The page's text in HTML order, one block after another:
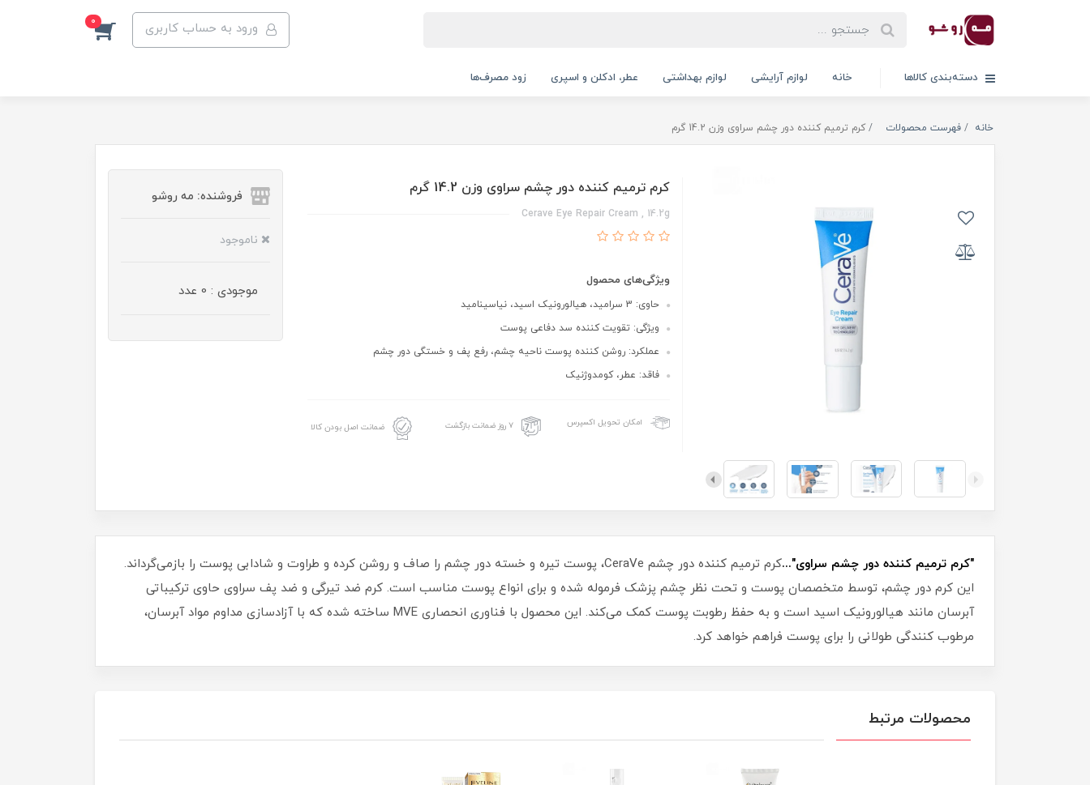
ورود به حساب کاربری 0
دسته‌بندی کالاها خانه لوازم آرایشی لوازم بهداشتی عطر، ادکلن و اسپری زود مصرف‌ها
خانه فهرست محصولات کرم ترمیم کننده دور چشم سراوی وزن 14.2 گرم
کرم ترمیم کننده دور چشم سراوی وزن 14.2 گرم
Cerave Eye Repair Cream , 14.2g
ویژگی‌های محصول
حاوی: 3 سرامید، هیالورونیک اسید، نیاسینامید
ویژگی: تقویت کننده سد دفاعی پوست
عملکرد: روشن کننده پوست ناحیه چشم، رفع پف و خستگی دور چشم
فاقد: عطر، کومدوژنیک
امکان تحویل اکسپرس ۷ روز ضمانت بازگشت ضمانت اصل بودن کالا
فروشنده: مه رو‌شو
ناموجود
موجودی : 0 عدد
"کرم ترمیم کننده دور چشم سراوی"...
کرم ترمیم کننده دور چشم CeraVe، پوست تیره و خسته دور چشم را صاف و روشن کرده و طراوت و شادابی پوست را بازمی‌گرداند.
این کرم دور چشم، توسط متخصصان پوست و تحت نظر چشم پزشک فرموله شده و برای انواع پوست مناسب است. کرم ضد تیرگی و ضد پف سراوی حاوی ترکیباتی
آبرسان مانند هیالورونیک اسید است و به حفظ رطوبت پوست کمک می‌کند. این محصول با فناوری انحصاری MVE ساخته شده که با آزادسازی مداوم مواد آبرسان،
مرطوب کنندگی طولانی را برای پوست فراهم خواهد کرد.
محصولات مرتبط